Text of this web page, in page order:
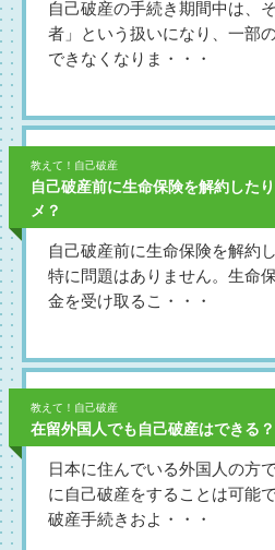
自己破産の手続き期間中は、
者」という扱いになり、一部
できなくなりま・・・
教えて！自己破産
自己破産前に生命保険を解約した
メ？
自己破産前に生命保険を解約
特に問題はありません。生命
金を受け取るこ・・・
教えて！自己破産
在留外国人でも自己破産はできる
日本に住んでいる外国人の方
に自己破産をすることは可能
破産手続きおよ・・・